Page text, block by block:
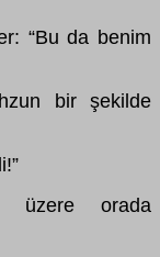
“Bu da benim
bir şekilde
üzere orada